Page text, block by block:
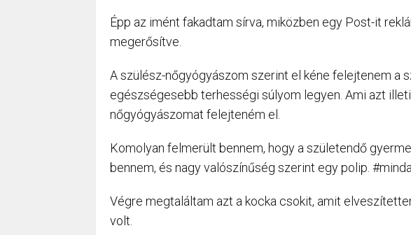
Épp az imént fakadtam sírva, miközben egy Post-it
megerősítve.
A szülész-nőgyógyászom szerint el kéne felejtenem a
egészségesebb terhességi súlyom legyen. Ami azt
nőgyógyászomat felejteném el.
Komolyan felmerült bennem, hogy a születendő
bennem, és nagy valószínűség szerint egy polip.
Végre megtaláltam azt a kocka csokit, amit
volt.